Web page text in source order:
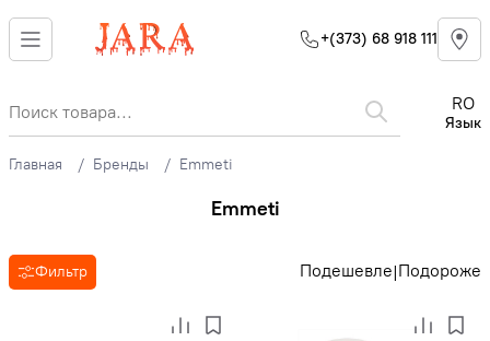
+(373) 68 918 111
RO
Язык
Главная Бренды Emmeti
Emmeti
Фильтр Подешевле|Подороже